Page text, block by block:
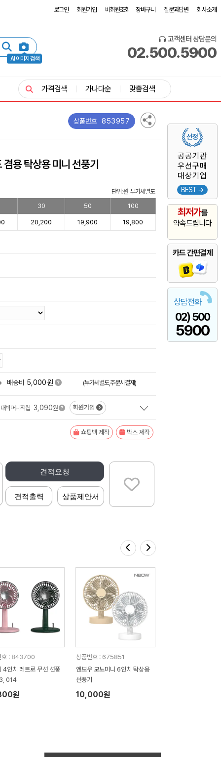
로그인 회원가입 비회원조회 장바구니 질문과답변 회사소개
AI 이미지 검색
고객센터 상담문의
02.500.5900
공공기관
우선구매
대상기업
BEST →
최저가를
약속드립니다
카드 간편결제
상담전화
02) 500
5900
가격검색 가나다순 맞춤검색
상품번호 853957
용 탁상용 미니 선풍기
단위: 원 부가세별도
30
50 100
20,200 19,900 19,800
배송비 5,000원 (부가세별도,주문시결제)
대박머니적립 3,090원 회원가입
쇼핑백 제작 박스 제작
견적요청
견적출력 상품제안서
호 : 843700
4인치 레트로 무선 선풍
014
원
상품번호 : 675851
엔보우 모노미니 6인치 탁상용
선풍기
10,000원